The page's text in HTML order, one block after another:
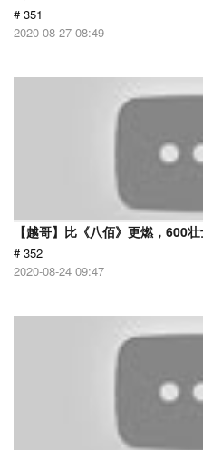
# 351
2020-08-27 08:49
【越哥】比《八佰》更燃，600
# 352
2020-08-24 09:47